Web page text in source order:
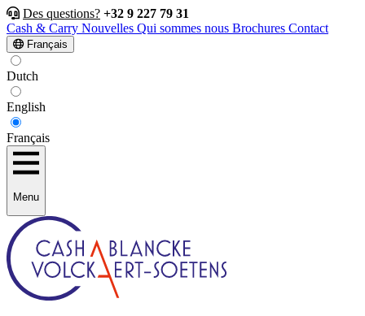
Des questions? +32 9 227 79 31
Cash & Carry Nouvelles Qui sommes nous Brochures Contact
Français
Dutch
English
Français
Menu